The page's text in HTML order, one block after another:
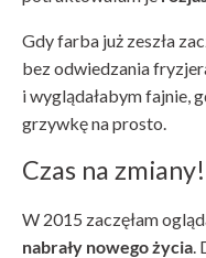
Gdy farba już zeszła
bez odwiedzania
i wyglądałabym fajnie,
grzywkę na prosto.
Czas na zmiany!
W 2015 zaczęłam
nabrały nowego życia